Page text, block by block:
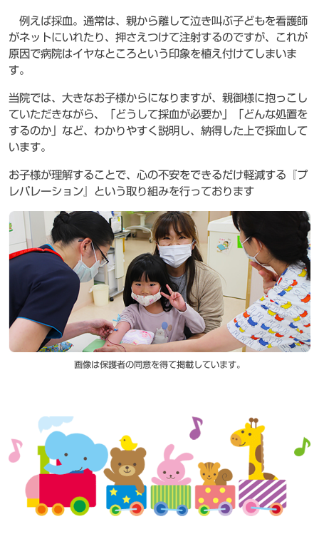
例えば採血。通常は、親から離して泣き叫ぶ子どもを看護師
がネットにいれたり、押さえつけて注射するのですが、これが
原因で病院はイヤなところという印象を植え付けてしまいま
す。
当院では、大きなお子様からになりますが、親御様に抱っこし
ていただきながら、「どうして採血が必要か」「どんな処置を
するのか」など、わかりやすく説明し、納得した上で採血して
います。
お子様が理解することで、心の不安をできるだけ軽減する『プ
レパレーション』という取り組みを行っております
画像は保護者の同意を得て掲載しています。